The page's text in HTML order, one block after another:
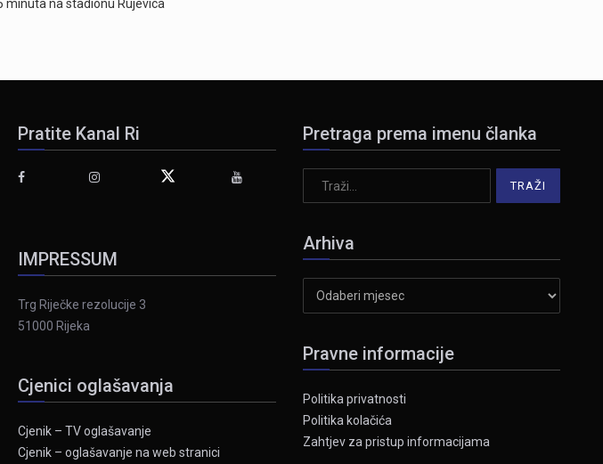
minuta na stadionu Rujevica
Pratite Kanal Ri
IMPRESSUM
Trg Riječke rezolucije 3
51000 Rijeka
Cjenici oglašavanja
Cjenik – TV oglašavanje
Cjenik – oglašavanje na web stranici
Pretraga prema imenu članka
Arhiva
Pravne informacije
Politika privatnosti
Politika kolačića
Zahtjev za pristup informacijama